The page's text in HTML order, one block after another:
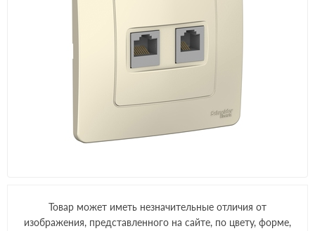
Товар может иметь незначительные отличия от
изображения, представленного на сайте, по цвету, форме,